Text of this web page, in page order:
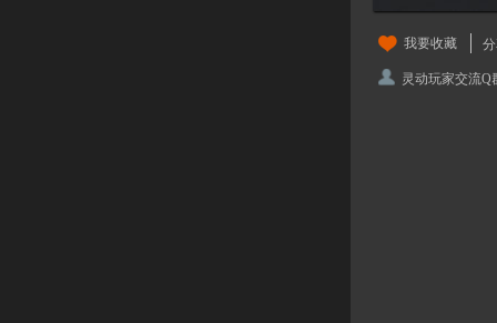
我要收藏
灵动玩家交流Q